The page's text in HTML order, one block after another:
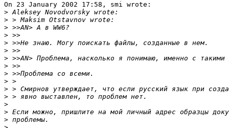
On 23 January 2002 17:58, smi wrote:
>
>
>
>
>
>
>
>
>
>
>
>
>
>
>